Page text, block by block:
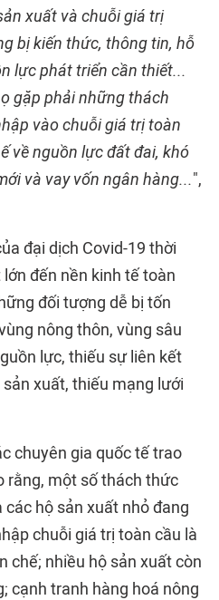
xuất và chuỗi giá trị
bị kiến thức, thông tin, hỗ
lực phát triển cần thiết...
gặp phải những thách
vào chuỗi giá trị toàn
về nguồn lực đất đai, khó
và vay vốn ngân hàng...",
đại dịch Covid-19 thời
đến nền kinh tế toàn
đối tượng dễ bị tốn
nông thôn, vùng sâu
lực, thiếu sự liên kết
xuất, thiếu mạng lưới
chuyên gia quốc tế trao
rằng, một số thách thức
hộ sản xuất nhỏ đang
chuỗi giá trị toàn cầu là
chế; nhiều hộ sản xuất còn
cạnh tranh hàng hoá nông